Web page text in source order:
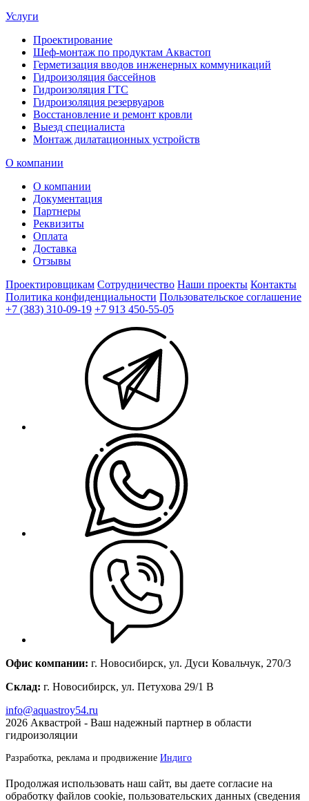
Услуги
Проектирование
Шеф-монтаж по продуктам Аквастоп
Герметизация вводов инженерных коммуникаций
Гидроизоляция бассейнов
Гидроизоляция ГТС
Гидроизоляция резервуаров
Восстановление и ремонт кровли
Выезд специалиста
Монтаж дилатационных устройств
О компании
О компании
Документация
Партнеры
Реквизиты
Оплата
Доставка
Отзывы
Проектировщикам Сотрудничество Наши проекты Контакты
Политика конфиденциальности Пользовательское соглашение
+7 (383) 310-09-19 +7 913 450-55-05
Офис компании: г. Новосибирск, ул. Дуси Ковальчук, 270/3
Склад: г. Новосибирск, ул. Петухова 29/1 В
info@aquastroy54.ru
2026 Аквастрой - Ваш надежный партнер в области
гидроизоляции
Разработка, реклама и продвижение Индиго
Продолжая использовать наш сайт, вы даете согласие на
обработку файлов cookie, пользовательских данных (сведения